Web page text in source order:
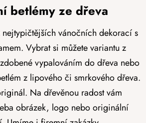
betlémy ze dřeva
vánočních dekorací s
Vybrat si můžete variantu z
vypalováním do dřeva nebo
z lipového či smrkového dřeva.
Na dřevěnou radost vám
obrázek, logo nebo originální